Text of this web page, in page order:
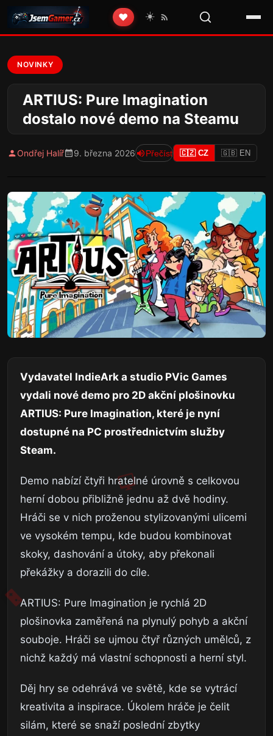
❤️ ☀️
NOVINKY
ARTIUS: Pure Imagination
dostalo nové demo na Steamu
Ondřej Halíř 9. března 2026 Přečíst 🇨🇿 CZ 🇬🇧 EN
Vydavatel IndieArk a studio PVic Games
vydali nové demo pro 2D akční plošinovku
ARTIUS: Pure Imagination, které je nyní
dostupné na PC prostřednictvím služby
Steam.
Demo nabízí čtyři hratelné úrovně s celkovou
herní dobou přibližně jednu až dvě hodiny.
Hráči se v nich proženou stylizovanými ulicemi
ve vysokém tempu, kde budou kombinovat
skoky, dashování a útoky, aby překonali
překážky a dorazili do cíle.
ARTIUS: Pure Imagination je rychlá 2D
plošinovka zaměřená na plynulý pohyb a akční
souboje. Hráči se ujmou čtyř různých umělců, z
nichž každý má vlastní schopnosti a herní styl.
Děj hry se odehrává ve světě, kde se vytrácí
kreativita a inspirace. Úkolem hráče je čelit
silám, které se snaží poslední zbytky